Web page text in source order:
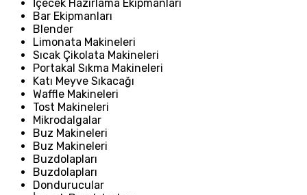
İçecek Hazırlama Ekipmanları
Bar Ekipmanları
Blender
Limonata Makineleri
Sıcak Çikolata Makineleri
Portakal Sıkma Makineleri
Katı Meyve Sıkacağı
Waffle Makineleri
Tost Makineleri
Mikrodalgalar
Buz Makineleri
Buz Makineleri
Buzdolapları
Buzdolapları
Dondurucular